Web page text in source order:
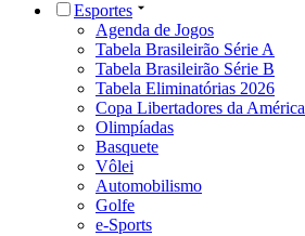
Esportes
Agenda de Jogos
Tabela Brasileirão Série A
Tabela Brasileirão Série B
Tabela Eliminatórias 2026
Copa Libertadores da América
Olimpíadas
Basquete
Vôlei
Automobilismo
Golfe
e-Sports